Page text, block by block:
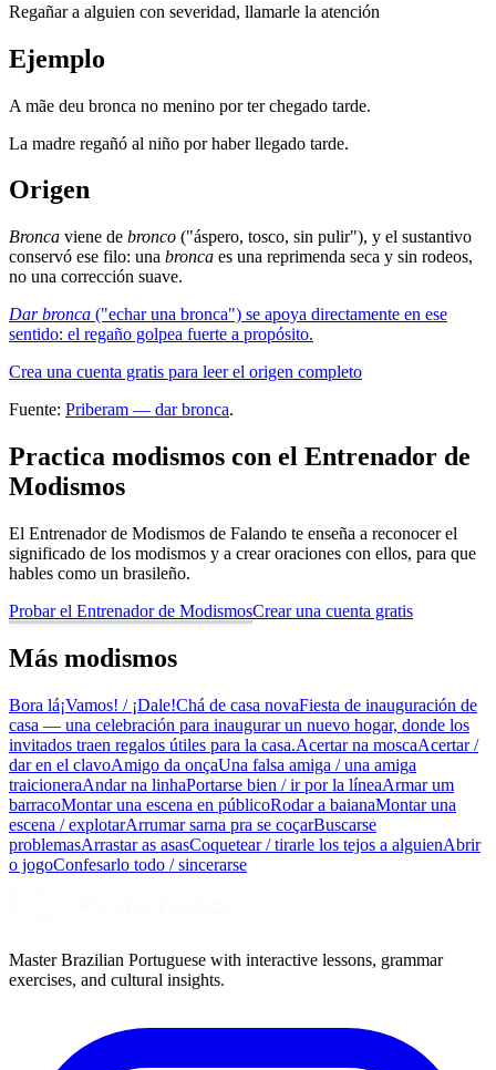
Regañar a alguien con severidad, llamarle la atención
Ejemplo
A mãe deu bronca no menino por ter chegado tarde.
La madre regañó al niño por haber llegado tarde.
Origen
Bronca viene de bronco ("áspero, tosco, sin pulir"), y el sustantivo
conservó ese filo: una bronca es una reprimenda seca y sin rodeos,
no una corrección suave.
Dar bronca ("echar una bronca") se apoya directamente en ese
sentido: el regaño golpea fuerte a propósito.
Crea una cuenta gratis para leer el origen completo
Fuente: Priberam — dar bronca.
Practica modismos con el Entrenador de
Modismos
El Entrenador de Modismos de Falando te enseña a reconocer el
significado de los modismos y a crear oraciones con ellos, para que
hables como un brasileño.
Probar el Entrenador de ModismosCrear una cuenta gratis
Más modismos
Bora lá¡Vamos! / ¡Dale!Chá de casa novaFiesta de inauguración de
casa — una celebración para inaugurar un nuevo hogar, donde los
invitados traen regalos útiles para la casa.Acertar na moscaAcertar /
dar en el clavoAmigo da onçaUna falsa amiga / una amiga
traicioneraAndar na linhaPortarse bien / ir por la líneaArmar um
barracoMontar una escena en públicoRodar a baianaMontar una
escena / explotarArrumar sarna pra se coçarBuscarse
problemasArrastar as asasCoquetear / tirarle los tejos a alguienAbrir
o jogoConfesarlo todo / sincerarse
Master Brazilian Portuguese with interactive lessons, grammar
exercises, and cultural insights.